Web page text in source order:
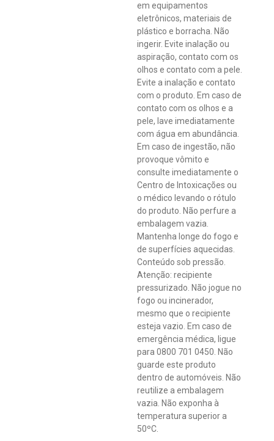
em equipamentos
eletrônicos, materiais de
plástico e borracha. Não
ingerir. Evite inalação ou
aspiração, contato com os
olhos e contato com a pele.
Evite a inalação e contato
com o produto. Em caso de
contato com os olhos e a
pele, lave imediatamente
com água em abundância.
Em caso de ingestão, não
provoque vômito e
consulte imediatamente o
Centro de Intoxicações ou
o médico levando o rótulo
do produto. Não perfure a
embalagem vazia.
Mantenha longe do fogo e
de superfícies aquecidas.
Conteúdo sob pressão.
Atenção: recipiente
pressurizado. Não jogue no
fogo ou incinerador,
mesmo que o recipiente
esteja vazio. Em caso de
emergência médica, ligue
para 0800 701 0450. Não
guarde este produto
dentro de automóveis. Não
reutilize a embalagem
vazia. Não exponha à
temperatura superior a
50ºC.